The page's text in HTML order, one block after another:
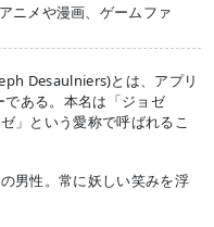
ニメや漫画、ゲームファ
Desaulniers)とは、アプリ
ある。本名は「ジョゼ
」という愛称で呼ばれるこ
男性。常に妖しい笑みを浮